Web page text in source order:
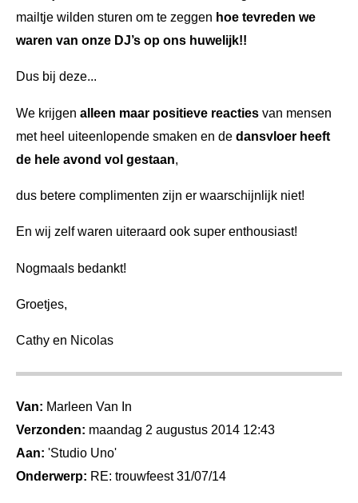
mailtje wilden sturen om te zeggen hoe tevreden we
waren van onze DJ’s op ons huwelijk!!
Dus bij deze...
We krijgen alleen maar positieve reacties van mensen
met heel uiteenlopende smaken en de dansvloer heeft
de hele avond vol gestaan,
dus betere complimenten zijn er waarschijnlijk niet!
En wij zelf waren uiteraard ook super enthousiast!
Nogmaals bedankt!
Groetjes,
Cathy en Nicolas
Van: Marleen Van In
Verzonden: maandag 2 augustus 2014 12:43
Aan: 'Studio Uno'
Onderwerp: RE: trouwfeest 31/07/14